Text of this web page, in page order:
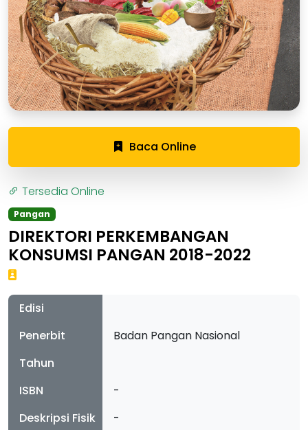
Baca Online
Tersedia Online
Pangan
DIREKTORI PERKEMBANGAN
KONSUMSI PANGAN 2018-2022
Edisi
Penerbit
Badan Pangan Nasional
Tahun
ISBN
-
Deskripsi Fisik
-